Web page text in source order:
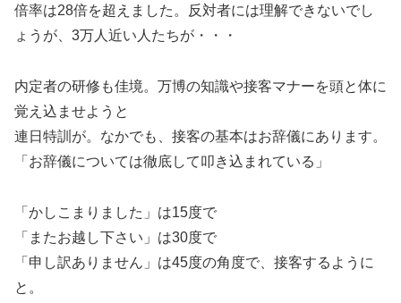
倍率は28倍を超えました。反対者には理解できないでし
ょうが、3万人近い人たちが・・・
内定者の研修も佳境。万博の知識や接客マナーを頭と体に
覚え込ませようと
連日特訓が。なかでも、接客の基本はお辞儀にあります。
「お辞儀については徹底して叩き込まれている」
「かしこまりました」は15度で
「またお越し下さい」は30度で
「申し訳ありません」は45度の角度で、接客するように
と。